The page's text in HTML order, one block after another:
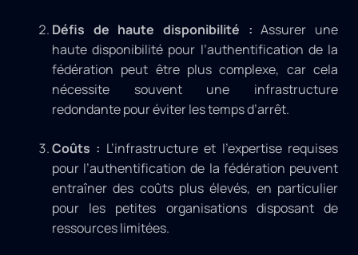
Défis de haute disponibilité : Assurer une
haute disponibilité pour l’authentification de la
fédération peut être plus complexe, car cela
nécessite souvent une infrastructure
redondante pour éviter les temps d’arrêt.
Coûts : L’infrastructure et l’expertise requises
pour l’authentification de la fédération peuvent
entraîner des coûts plus élevés, en particulier
pour les petites organisations disposant de
ressources limitées.